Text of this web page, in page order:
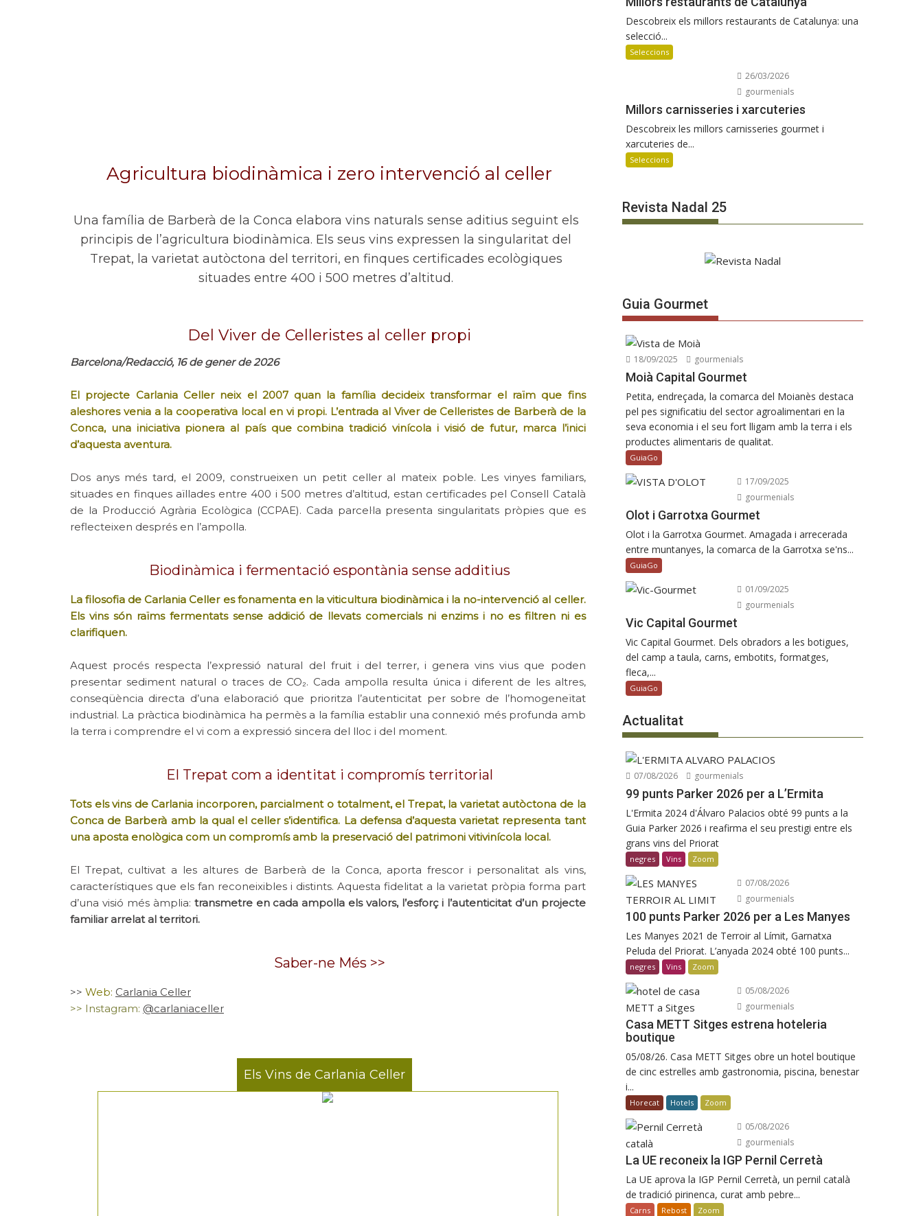
Agricultura biodinàmica i zero intervenció al celler
Una família de Barberà de la Conca elabora vins naturals sense aditius seguint els
principis de l’agricultura biodinàmica. Els seus vins expressen la singularitat del
Trepat, la varietat autòctona del territori, en finques certificades ecològiques
situades entre 400 i 500 metres d’altitud.
Del Viver de Celleristes al celler propi
Barcelona/Redacció, 16 de gener de 2026
El projecte Carlania Celler neix el 2007 quan la família decideix transformar el raïm que fins
aleshores venia a la cooperativa local en vi propi. L’entrada al Viver de Celleristes de Barberà de la
Conca, una iniciativa pionera al país que combina tradició vinícola i visió de futur, marca l’inici
d’aquesta aventura.
Dos anys més tard, el 2009, construeixen un petit celler al mateix poble. Les vinyes familiars,
situades en finques aïllades entre 400 i 500 metres d’altitud, estan certificades pel Consell Català
de la Producció Agrària Ecològica (CCPAE). Cada parcel·la presenta singularitats pròpies que es
reflecteixen després en l’ampolla.
Biodinàmica i fermentació espontània sense additius
La filosofia de Carlania Celler es fonamenta en la viticultura biodinàmica i la no-intervenció al celler.
Els vins són raïms fermentats sense addició de llevats comercials ni enzims i no es filtren ni es
clarifiquen.
Aquest procés respecta l’expressió natural del fruit i del terrer, i genera vins vius que poden
presentar sediment natural o traces de CO₂. Cada ampolla resulta única i diferent de les altres,
conseqüència directa d’una elaboració que prioritza l’autenticitat per sobre de l’homogeneïtat
industrial. La pràctica biodinàmica ha permès a la família establir una connexió més profunda amb
la terra i comprendre el vi com a expressió sincera del lloc i del moment.
El Trepat com a identitat i compromís territorial
Tots els vins de Carlania incorporen, parcialment o totalment, el Trepat, la varietat autòctona de la
Conca de Barberà amb la qual el celler s’identifica. La defensa d’aquesta varietat representa tant
una aposta enològica com un compromís amb la preservació del patrimoni vitivinícola local.
El Trepat, cultivat a les altures de Barberà de la Conca, aporta frescor i personalitat als vins,
característiques que els fan reconeixibles i distints. Aquesta fidelitat a la varietat pròpia forma part
d’una visió més àmplia: transmetre en cada ampolla els valors, l’esforç i l’autenticitat d’un projecte
familiar arrelat al territori.
Saber-ne Més >>
>> Web: Carlania Celler
>> Instagram: @carlaniaceller
Els Vins de Carlania Celler
Descobreix els millors restaurants de Catalunya: una
selecció...
Seleccions
26/03/2026
gourmenials
Millors carnisseries i xarcuteries
Descobreix les millors carnisseries gourmet i
xarcuteries de...
Seleccions
Revista Nadal 25
Guia Gourmet
18/09/2025 gourmenials
Moià Capital Gourmet
Petita, endreçada, la comarca del Moianès destaca
pel pes significatiu del sector agroalimentari en la
seva economia i el seu fort lligam amb la terra i els
productes alimentaris de qualitat.
GuiaGo
17/09/2025
gourmenials
Olot i Garrotxa Gourmet
Olot i la Garrotxa Gourmet. Amagada i arrecerada
entre muntanyes, la comarca de la Garrotxa se'ns...
GuiaGo
01/09/2025
gourmenials
Vic Capital Gourmet
Vic Capital Gourmet. Dels obradors a les botigues,
del camp a taula, carns, embotits, formatges,
fleca,...
GuiaGo
Actualitat
07/08/2026 gourmenials
99 punts Parker 2026 per a L’Ermita
L'Ermita 2024 d'Álvaro Palacios obté 99 punts a la
Guia Parker 2026 i reafirma el seu prestigi entre els
grans vins del Priorat
negres Vins Zoom
07/08/2026
gourmenials
100 punts Parker 2026 per a Les Manyes
Les Manyes 2021 de Terroir al Límit, Garnatxa
Peluda del Priorat. L’anyada 2024 obté 100 punts...
negres Vins Zoom
05/08/2026
gourmenials
Casa METT Sitges estrena hoteleria
boutique
05/08/26. Casa METT Sitges obre un hotel boutique
de cinc estrelles amb gastronomia, piscina, benestar
i...
Horecat Hotels Zoom
05/08/2026
gourmenials
La UE reconeix la IGP Pernil Cerretà
La UE aprova la IGP Pernil Cerretà, un pernil català
de tradició pirinenca, curat amb pebre...
Carns Rebost Zoom